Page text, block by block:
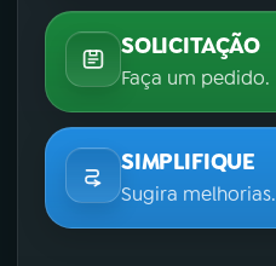
SOLICITAÇÃO
Faça um pedido.
SIMPLIFIQUE
Sugira melhorias.